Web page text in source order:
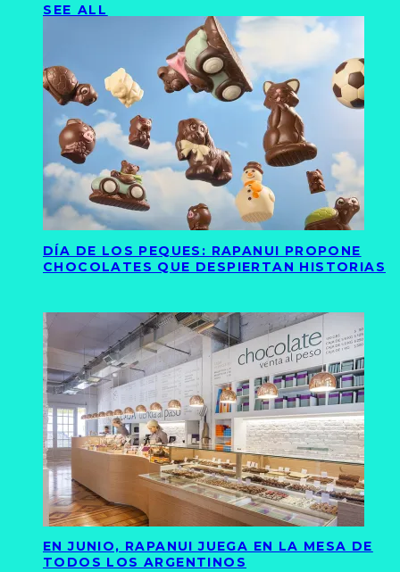
SEE ALL
DÍA DE LOS PEQUES: RAPANUI PROPONE
CHOCOLATES QUE DESPIERTAN HISTORIAS
EN JUNIO, RAPANUI JUEGA EN LA MESA DE
TODOS LOS ARGENTINOS